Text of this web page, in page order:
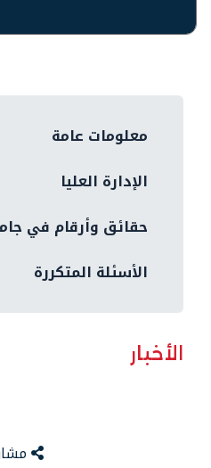
معلومات عامة
الإدارة العليا
حقائق وأرقام في
الأسئلة المتكررة
الأخبار